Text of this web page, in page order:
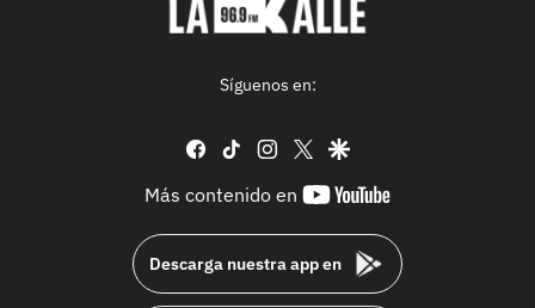
Síguenos en:
facebook
tiktok instagram
twittergoogle
Más contenido en
youtube-
Descarga nuestra app en